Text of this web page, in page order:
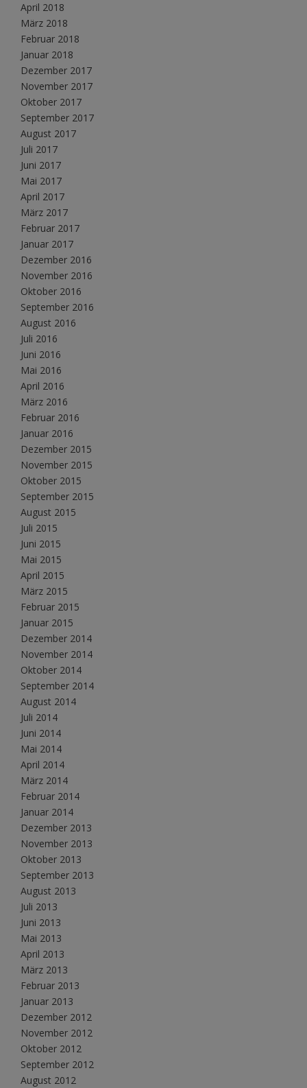
April 2018
März 2018
Februar 2018
Januar 2018
Dezember 2017
November 2017
Oktober 2017
September 2017
August 2017
Juli 2017
Juni 2017
Mai 2017
April 2017
März 2017
Februar 2017
Januar 2017
Dezember 2016
November 2016
Oktober 2016
September 2016
August 2016
Juli 2016
Juni 2016
Mai 2016
April 2016
März 2016
Februar 2016
Januar 2016
Dezember 2015
November 2015
Oktober 2015
September 2015
August 2015
Juli 2015
Juni 2015
Mai 2015
April 2015
März 2015
Februar 2015
Januar 2015
Dezember 2014
November 2014
Oktober 2014
September 2014
August 2014
Juli 2014
Juni 2014
Mai 2014
April 2014
März 2014
Februar 2014
Januar 2014
Dezember 2013
November 2013
Oktober 2013
September 2013
August 2013
Juli 2013
Juni 2013
Mai 2013
April 2013
März 2013
Februar 2013
Januar 2013
Dezember 2012
November 2012
Oktober 2012
September 2012
August 2012